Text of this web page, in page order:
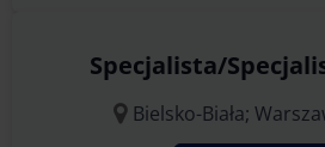
Specjalista/
Bielsko-Biała;